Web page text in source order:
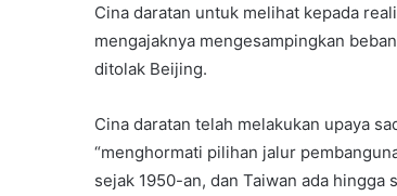
Cina daratan untuk melihat kepada
mengajaknya mengesampingkan
ditolak Beijing.
Cina daratan telah melakukan upaya
“menghormati pilihan jalur
sejak 1950-an, dan Taiwan ada hingga